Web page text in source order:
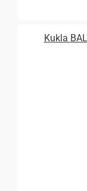
Kukla